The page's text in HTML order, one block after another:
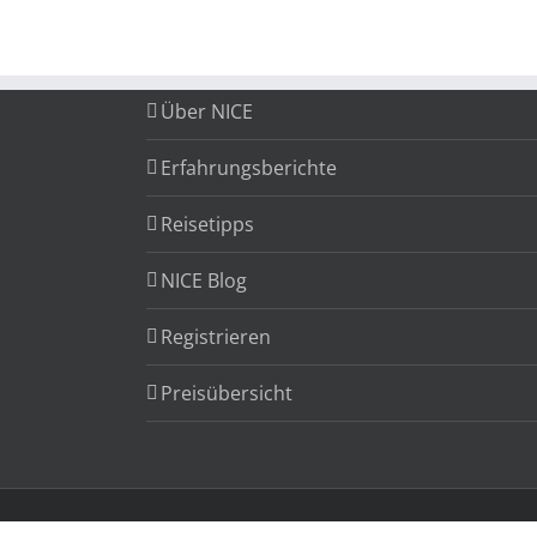
Über NICE
Erfahrungsberichte
Reisetipps
NICE Blog
Registrieren
Preisübersicht